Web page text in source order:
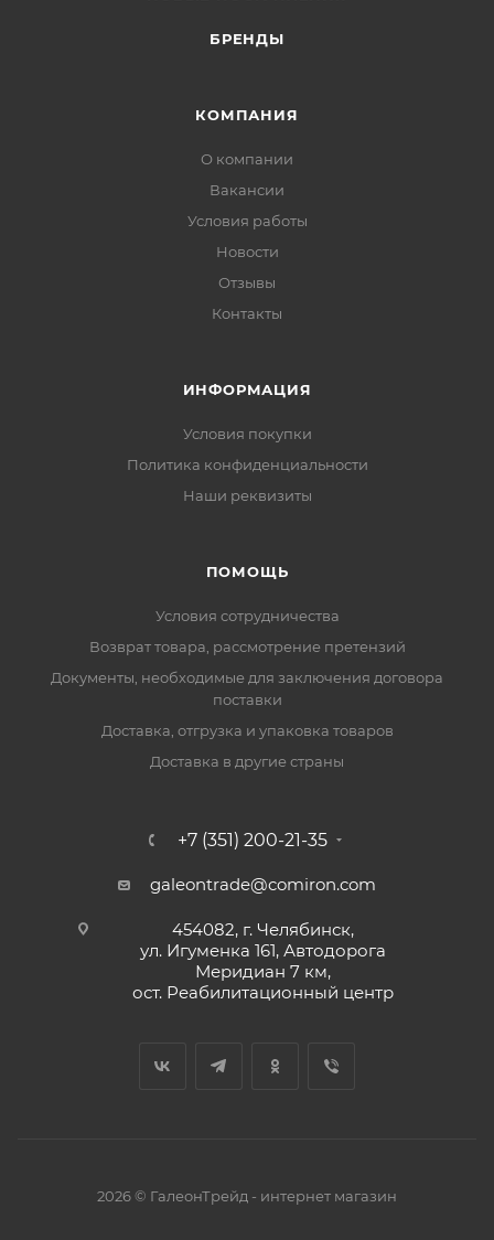
БРЕНДЫ
КОМПАНИЯ
О компании
Вакансии
Условия работы
Новости
Отзывы
Контакты
ИНФОРМАЦИЯ
Условия покупки
Политика конфиденциальности
Наши реквизиты
ПОМОЩЬ
Условия сотрудничества
Возврат товара, рассмотрение претензий
Документы, необходимые для заключения договора
поставки
Доставка, отгрузка и упаковка товаров
Доставка в другие страны
+7 (351) 200-21-35
galeontrade@comiron.com
454082, г. Челябинск,
ул. Игуменка 161, Автодорога
Меридиан 7 км,
ост. Реабилитационный центр
2026 © ГалеонТрейд - интернет магазин